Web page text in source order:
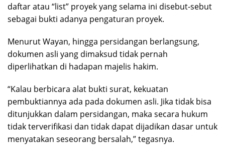
daftar atau “list” proyek yang selama ini disebut-sebut
sebagai bukti adanya pengaturan proyek.
Menurut Wayan, hingga persidangan berlangsung,
dokumen asli yang dimaksud tidak pernah
diperlihatkan di hadapan majelis hakim.
“Kalau berbicara alat bukti surat, kekuatan
pembuktiannya ada pada dokumen asli. Jika tidak bisa
ditunjukkan dalam persidangan, maka secara hukum
tidak terverifikasi dan tidak dapat dijadikan dasar untuk
menyatakan seseorang bersalah,” tegasnya.